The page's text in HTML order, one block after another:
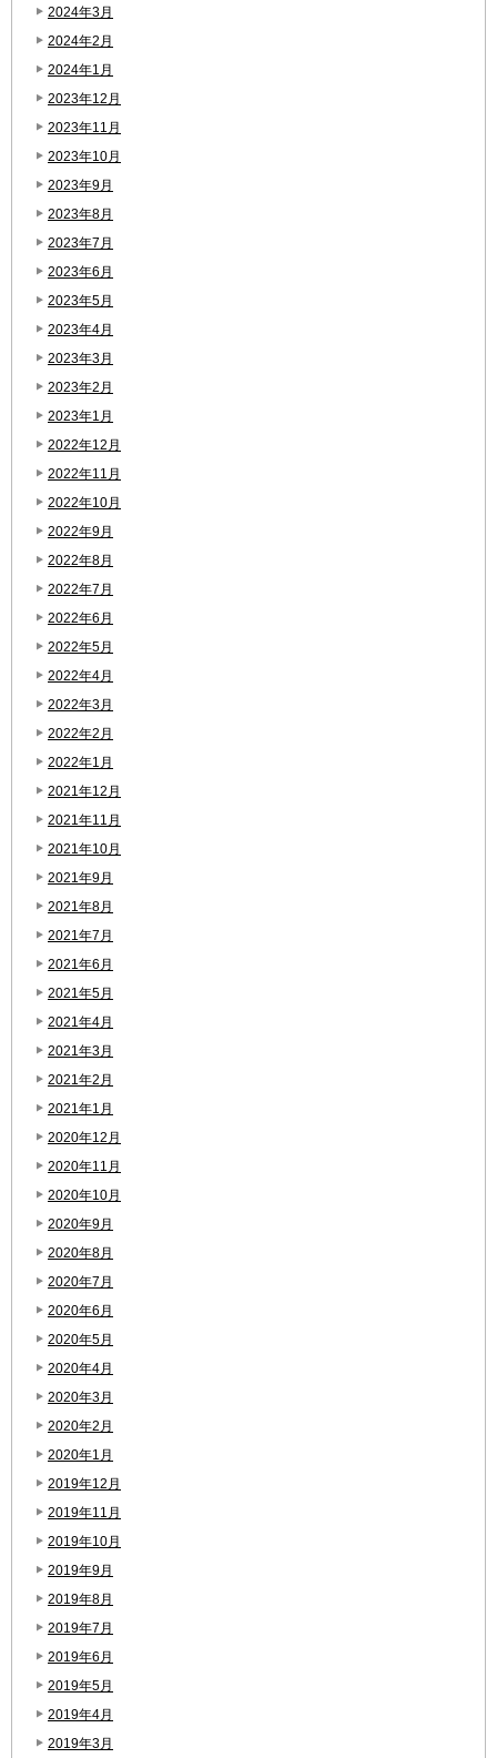
2024年3月
2024年2月
2024年1月
2023年12月
2023年11月
2023年10月
2023年9月
2023年8月
2023年7月
2023年6月
2023年5月
2023年4月
2023年3月
2023年2月
2023年1月
2022年12月
2022年11月
2022年10月
2022年9月
2022年8月
2022年7月
2022年6月
2022年5月
2022年4月
2022年3月
2022年2月
2022年1月
2021年12月
2021年11月
2021年10月
2021年9月
2021年8月
2021年7月
2021年6月
2021年5月
2021年4月
2021年3月
2021年2月
2021年1月
2020年12月
2020年11月
2020年10月
2020年9月
2020年8月
2020年7月
2020年6月
2020年5月
2020年4月
2020年3月
2020年2月
2020年1月
2019年12月
2019年11月
2019年10月
2019年9月
2019年8月
2019年7月
2019年6月
2019年5月
2019年4月
2019年3月